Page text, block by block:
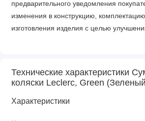
предварительного уведомления
изменения в конструкцию,
изготовления изделия с целью
Технические характеристики
коляски Leclerc, Green
Характеристики